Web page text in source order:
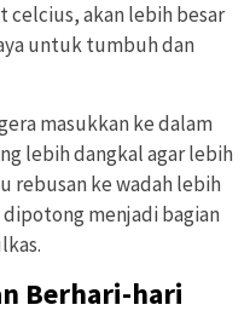
celcius, akan lebih besar
untuk tumbuh dan
masukkan ke dalam
lebih dangkal agar lebih
rebusan ke wadah lebih
dipotong menjadi bagian
Berhari-hari